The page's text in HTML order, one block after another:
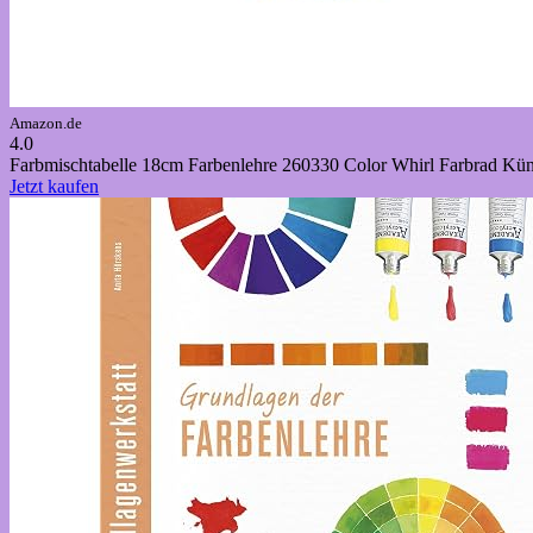
Amazon.de
4.0
Farbmischtabelle 18cm Farbenlehre 260330 Color Whirl Farbrad
Jetzt kaufen